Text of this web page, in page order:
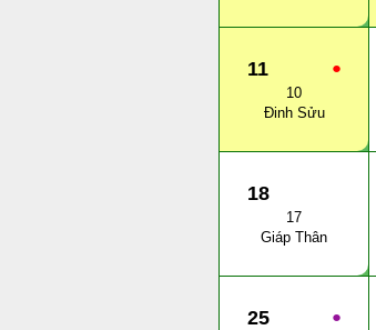
●
11
10
Đinh Sửu
18
17
Giáp Thân
●
25